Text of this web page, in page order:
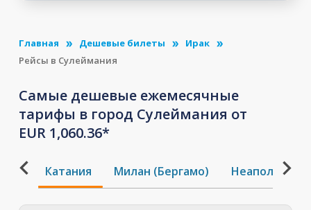
Главная Дешевые билеты
Ирак
Рейсы в Сулеймания
Самые дешевые ежемесячные
тарифы в город Сулеймания от
EUR 1,060.36*
Катания Милан (Бергамо) Неаполь